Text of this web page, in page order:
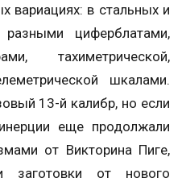
вариациях: в стальных и
циферблатами,
тахиметрической,
шкалами.
13-й калибр, но если
еще продолжали
от Викторина Пиге,
от нового